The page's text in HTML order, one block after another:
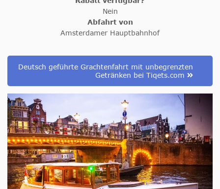
Nein
Abfahrt von
Amsterdamer Hauptbahnhof
Deutsch geführte Grachtenfahrt mit unbegrenzten
Getränken bei Tiqets.com